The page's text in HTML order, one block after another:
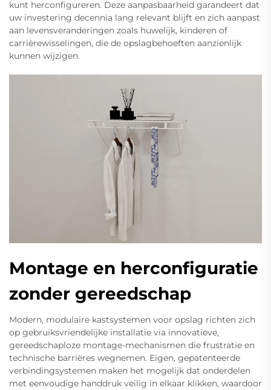
kunt herconfigureren. Deze aanpasbaarheid garandeert dat
uw investering decennia lang relevant blijft en zich aanpast
aan levensveranderingen zoals huwelijk, kinderen of
carrièrewisselingen, die de opslagbehoeften aanzienlijk
kunnen wijzigen.
Montage en herconfiguratie
zonder gereedschap
Modern, modulaire kastsystemen voor opslag richten zich
op gebruiksvriendelijke installatie via innovatieve,
gereedschaploze montage-mechanismen die frustratie en
technische barrières wegnemen. Eigen, gepatenteerde
verbindingsystemen maken het mogelijk dat onderdelen
met eenvoudige handdruk veilig in elkaar klikken, waardoor